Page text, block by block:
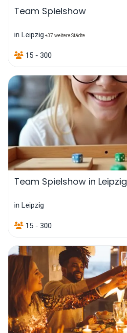
Team Spielshow
in Leipzig +37 weitere Städte
15 - 300
Team Spielshow in Leipzig
in Leipzig
15 - 300